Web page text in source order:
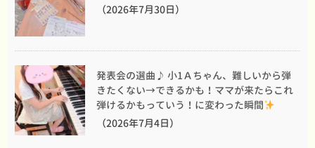
（2026年7月30日）
発表会の選曲♪ 小1Ａちゃん、難しいから弾
きたくない→できるかも！ママが来たらこれ
弾けるかもっていう！に変わった瞬間
（2026年7月4日）